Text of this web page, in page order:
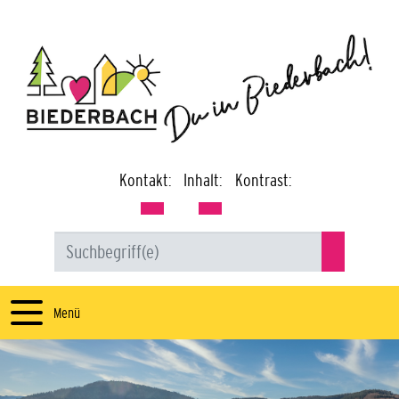
Kontakt: Inhalt: Kontrast:
Menü